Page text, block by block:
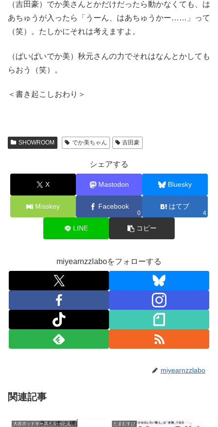
（吉田豪）でか美さんとかだけだったら動かなくても、は
あちゅうが入ったら「うーん、はあちゅうかー……」って
（笑）。たしかにそれは考えますよ。
（ぱいぱいでか美）秋元さんの力でそれはなんとかしても
らおう（笑）。
＜書き起こしおわり＞
SHOWROOM でか美ちゃん 吉田豪
シェアする
X Mastodon Bluesky
Misskey Facebook
0
はてブ
4
LINE コピー
miyearnzzlaboをフォローする
miyearnzzlabo
関連記事
大吉ポッドキャスト いったん、ここにいます！ たまむすび